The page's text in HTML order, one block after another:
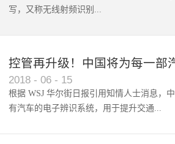
写，又称无线射频识别...
控管再升级！中国将为每一部
架构辨识系统
2018 - 06 - 15
根据 WSJ 华尔街日报引用知情人士消息，
有汽车的电子辨识系统，用于提升交通...